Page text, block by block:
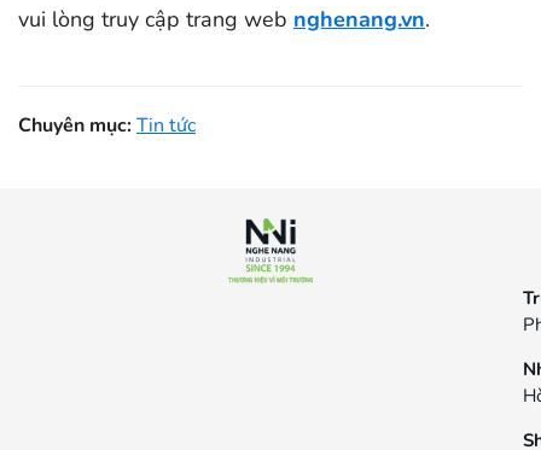
vui lòng truy cập trang web nghenang.vn.
Chuyên mục:Tin tức